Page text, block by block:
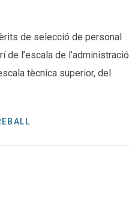
de selecció de personal
de l’escala de l’administració
tècnica superior, del